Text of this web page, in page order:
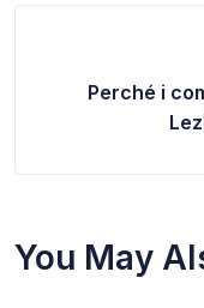
Perché i
You May